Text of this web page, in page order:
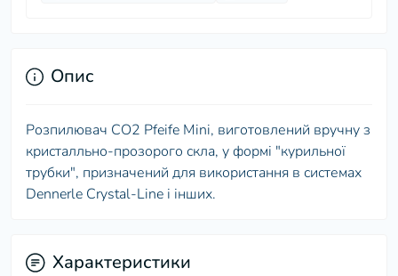
Опис
Розпилювач СО2 Pfeife Mini, виготовлений вручну з
кристалльно-прозорого скла, у формі "курильної
трубки", призначений для використання в системах
Dennerle Crystal-Line і інших.
Характеристики